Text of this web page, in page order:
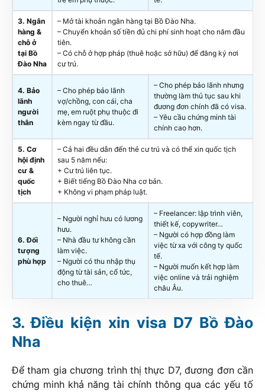
3. Ngân
hàng &
chỗ ở
tại Bồ
Đào Nha
– Mở tài khoản ngân hàng tại Bồ Đào Nha.
– Chuyển khoản số tiền đủ chi phí sinh hoạt cho năm đầu
tiên.
– Có chỗ ở hợp pháp (thuê hoặc sở hữu) để đăng ký nơi
cư trú.
4. Bảo
lãnh
người
thân
– Cho phép bảo lãnh
vợ/chồng, con cái, cha
mẹ, em ruột phụ thuộc đi
kèm ngay từ đầu.
– Cho phép bảo lãnh nhưng
thường làm thủ tục sau khi
đương đơn chính đã có visa.
– Yêu cầu chứng minh tài
chính cao hơn.
5. Cơ
hội định
cư &
quốc
tịch
– Cả hai đều dẫn đến thẻ cư trú và có thể xin quốc tịch
sau 5 năm nếu:
+ Cư trú liên tục.
+ Biết tiếng Bồ Đào Nha cơ bản.
+ Không vi phạm pháp luật.
6. Đối
tượng
phù hợp
– Người nghỉ hưu có lương
hưu.
– Nhà đầu tư không cần
làm việc.
– Người có thu nhập thụ
động từ tài sản, cổ tức,
cho thuê…
– Freelancer: lập trình viên,
thiết kế, copywriter…
– Người có hợp đồng làm
việc từ xa với công ty quốc
tế.
– Người muốn kết hợp làm
việc online và trải nghiệm
châu Âu.
Điều kiện xin visa D7 Bồ Đào
Nha
Để tham gia chương trình thị thực D7, đương đơn cần
chứng minh khả năng tài chính thông qua các yếu tố